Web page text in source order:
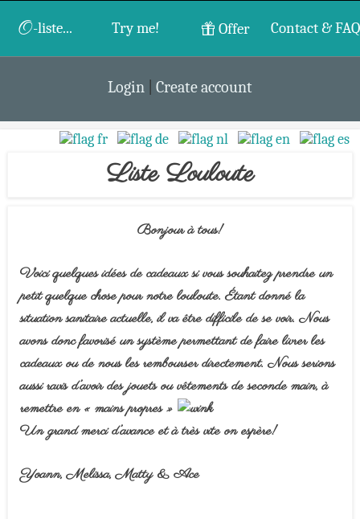
O-liste... Try me! Offer Contact & FAQ
Login Create account
Liste Louloute
Bonjour à tous!
Voici quelques idées de cadeaux si vous souhaitez prendre un
petit quelque chose pour notre louloute. Étant donné la
situation sanitaire actuelle, il va être difficile de se voir. Nous
avons donc favorisé un système permettant de faire livrer les
cadeaux ou de nous les rembourser directement. Nous serions
aussi ravis d’avoir des jouets ou vêtements de seconde main, à
remettre en « mains propres »
Un grand merci d’avance et à très vite on espère!
Yoann, Melissa, Matty & Ace